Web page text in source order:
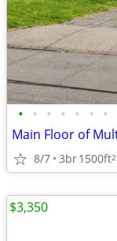
• • • • • • •
8/7 3br1500ft2
$3,350